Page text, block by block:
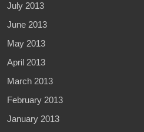
July 2013
June 2013
May 2013
April 2013
March 2013
February 2013
January 2013